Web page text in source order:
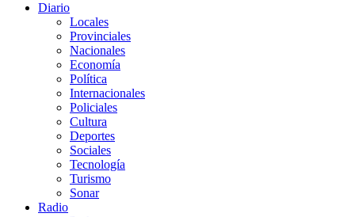
Diario
Locales
Provinciales
Nacionales
Economía
Política
Internacionales
Policiales
Cultura
Deportes
Sociales
Tecnología
Turismo
Sonar
Radio